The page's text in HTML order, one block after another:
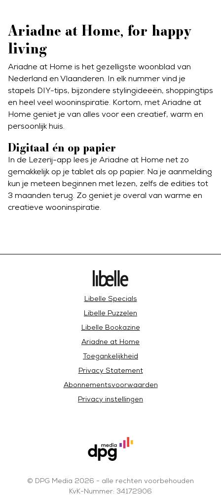
Ariadne at Home, for happy
living
Ariadne at Home is het gezelligste woonblad van
Nederland en Vlaanderen. In elk nummer vind je
stapels DIY-tips, bijzondere stylingideeën, shoppingtips
en heel veel wooninspiratie. Kortom, met Ariadne at
Home geniet je van alles voor een creatief, warm en
persoonlijk huis.
Digitaal én op papier
In de Lezerij-app lees je Ariadne at Home net zo
gemakkelijk op je tablet als op papier. Na je aanmelding
kun je meteen beginnen met lezen, zelfs de edities tot
3 maanden terug. Zo geniet je overal van warme en
creatieve wooninspiratie.
Libelle Specials
Libelle Puzzelen
Libelle Bookazine
Ariadne at Home
Toegankelijkheid
Privacy Statement
Abonnementsvoorwaarden
Privacy instellingen
© DPG Media 2026 - alle rechten voorbehouden
KvK-Nummer: 34172906